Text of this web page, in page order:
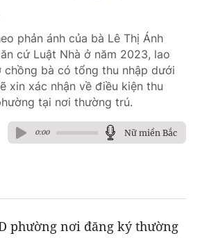
phản ánh của bà Lê Thị Ánh
cứ Luật Nhà ở năm 2023, lao
bà có tổng thu nhập dưới
xin xác nhận về điều kiện thu
tại nơi thường trú.
0:00 Nữ miền Bắc
phường nơi đăng ký thường